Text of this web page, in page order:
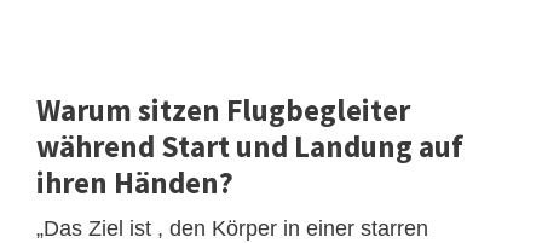
Warum sitzen Flugbegleiter
während Start und Landung auf
ihren Händen?
„Das Ziel ist , den Körper in einer starren